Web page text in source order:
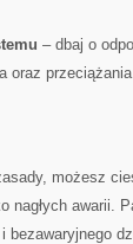
‍– dbaj⁢ o
oraz
możesz
nagłych‍ awarii.
i bezawaryjnego